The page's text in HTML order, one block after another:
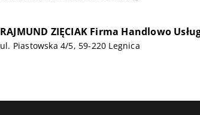
RAJMUND ZIĘCIAK Firma Handlowo
ul. Piastowska 4/5, 59-220 Legnica